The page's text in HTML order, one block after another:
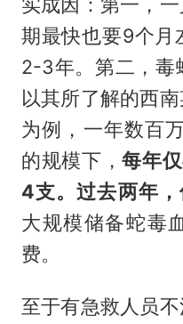
期最快也要9个月
2-3年。第二，毒
以其所了解的西
为例，一年数百
的规模下，每年
4支。过去两年，
大规模储备蛇毒
费。
至于有急救人员